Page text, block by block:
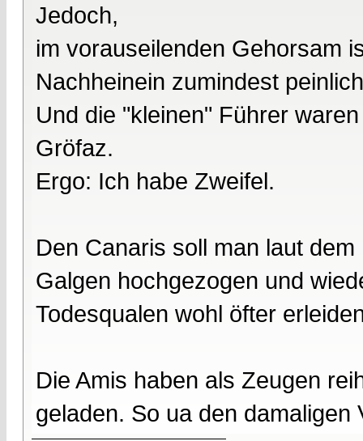
Jedoch,
im vorauseilenden Gehorsam
Nachheinein zumindest
Und die "kleinen" Führer
Gröfaz.
Ergo: Ich habe Zweifel.
Den Canaris soll man laut
Galgen hochgezogen und
Todesqualen wohl öfter
Die Amis haben als Zeugen
geladen. So ua den damaligen